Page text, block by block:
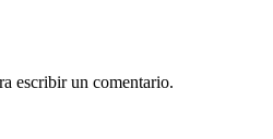
escribir un comentario.